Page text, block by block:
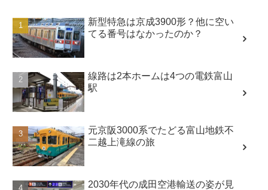
新型特急は京成3900形？他に空い
てる番号はなかったのか？
線路は2本ホームは4つの電鉄富山
駅
元京阪3000系でたどる富山地鉄不
二越上滝線の旅
2030年代の成田空港輸送の姿が見